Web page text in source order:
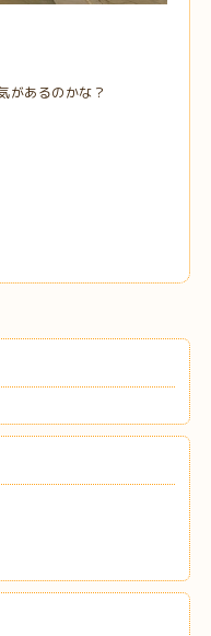
があるのかな？